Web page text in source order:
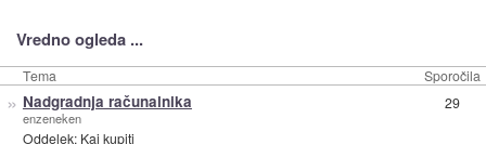
Vredno ogleda ...
Tema Sporočila
» Nadgradnja računalnika
enzeneken
Oddelek: Kaj kupiti
29